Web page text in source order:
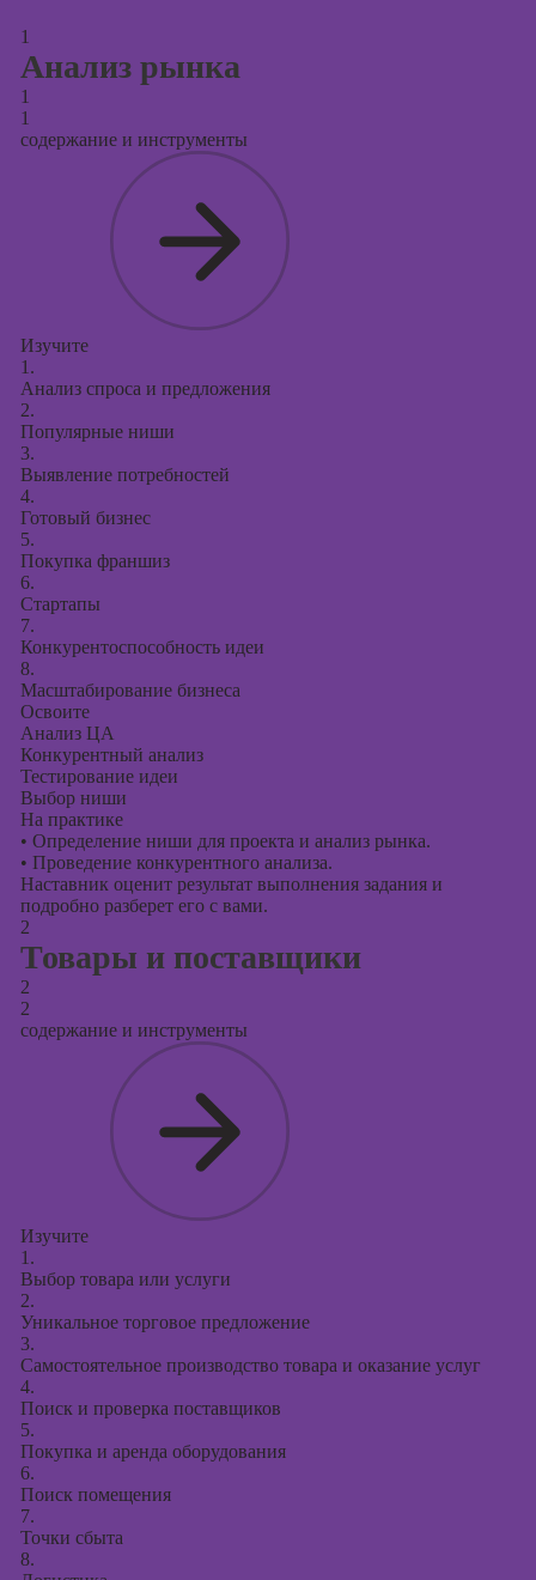
1
Анализ рынка
1
1
содержание и инструменты
Изучите
1.
Анализ спроса и предложения
2.
Популярные ниши
3.
Выявление потребностей
4.
Готовый бизнес
5.
Покупка франшиз
6.
Стартапы
7.
Конкурентоспособность идеи
8.
Масштабирование бизнеса
Освоите
Анализ ЦА
Конкурентный анализ
Тестирование идеи
Выбор ниши
На практике
• Определение ниши для проекта и анализ рынка.
• Проведение конкурентного анализа.
Наставник оценит результат выполнения задания и
подробно разберет его с вами.
2
Товары и поставщики
2
2
содержание и инструменты
Изучите
1.
Выбор товара или услуги
2.
Уникальное торговое предложение
3.
Самостоятельное производство товара и оказание услуг
4.
Поиск и проверка поставщиков
5.
Покупка и аренда оборудования
6.
Поиск помещения
7.
Точки сбыта
8.